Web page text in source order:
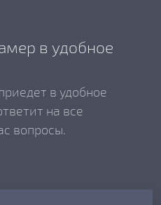
в удобное
в удобное
на все
вопросы.